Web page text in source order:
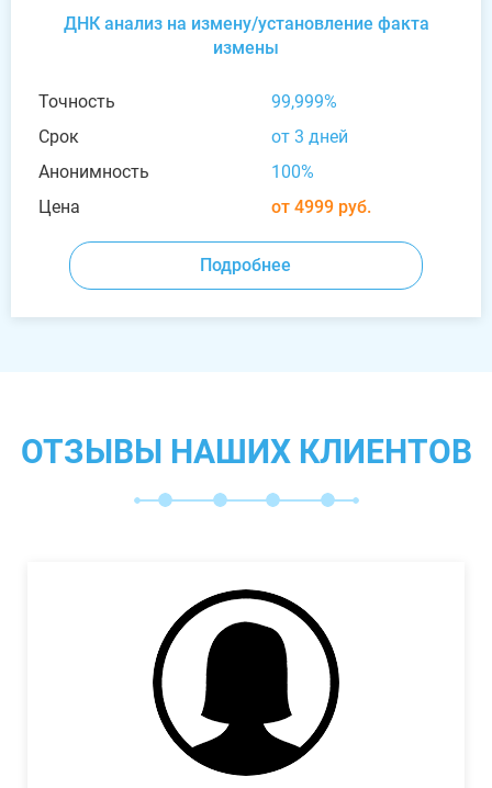
ДНК анализ на измену/установление факта
измены
Точность
99,999%
Срок
от 3 дней
Анонимность
100%
Цена
от 4999 руб.
Подробнее
ОТЗЫВЫ НАШИХ КЛИЕНТОВ